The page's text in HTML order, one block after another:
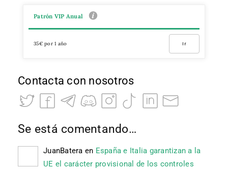
Patrón VIP Anual
35€ por 1 año Ir
Contacta con nosotros
Se está comentando…
JuanBatera en España e Italia garantizan a la
UE el carácter provisional de los controles